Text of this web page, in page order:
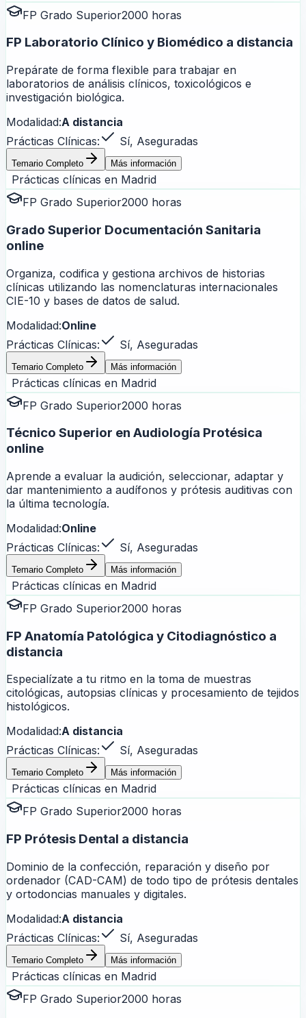
FP Grado Superior2000 horas
FP Laboratorio Clínico y Biomédico a distancia
Prepárate de forma flexible para trabajar en
laboratorios de análisis clínicos, toxicológicos e
investigación biológica.
Modalidad:A distancia
Prácticas Clínicas:
Sí, Aseguradas
Temario Completo Más información
Prácticas clínicas en Madrid
FP Grado Superior2000 horas
Grado Superior Documentación Sanitaria
online
Organiza, codifica y gestiona archivos de historias
clínicas utilizando las nomenclaturas internacionales
CIE-10 y bases de datos de salud.
Modalidad:Online
Prácticas Clínicas:
Sí, Aseguradas
Temario Completo Más información
Prácticas clínicas en Madrid
FP Grado Superior2000 horas
Técnico Superior en Audiología Protésica
online
Aprende a evaluar la audición, seleccionar, adaptar y
dar mantenimiento a audífonos y prótesis auditivas con
la última tecnología.
Modalidad:Online
Prácticas Clínicas:
Sí, Aseguradas
Temario Completo Más información
Prácticas clínicas en Madrid
FP Grado Superior2000 horas
FP Anatomía Patológica y Citodiagnóstico a
distancia
Especialízate a tu ritmo en la toma de muestras
citológicas, autopsias clínicas y procesamiento de tejidos
histológicos.
Modalidad:A distancia
Prácticas Clínicas:
Sí, Aseguradas
Temario Completo Más información
Prácticas clínicas en Madrid
FP Grado Superior2000 horas
FP Prótesis Dental a distancia
Dominio de la confección, reparación y diseño por
ordenador (CAD-CAM) de todo tipo de prótesis dentales
y ortodoncias manuales y digitales.
Modalidad:A distancia
Prácticas Clínicas:
Sí, Aseguradas
Temario Completo Más información
Prácticas clínicas en Madrid
FP Grado Superior2000 horas